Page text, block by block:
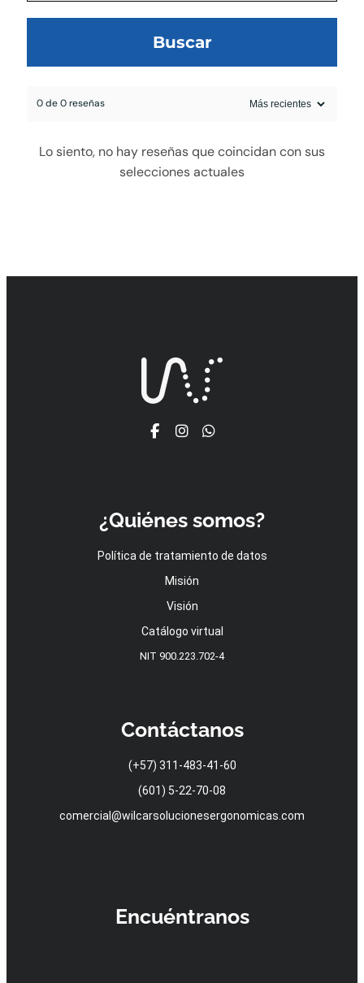
a la cotización
Buscar
0 de 0 reseñas
Lo siento, no hay reseñas que coincidan con sus
selecciones actuales
¿Quiénes somos?
Política de tratamiento de datos
Misión
Visión
Catálogo virtual
NIT 900.223.702-4
Contáctanos
(+57) 311-483-41-60
(601) 5-22-70-08
comercial@wilcarsolucionesergonomicas.com
Encuéntranos